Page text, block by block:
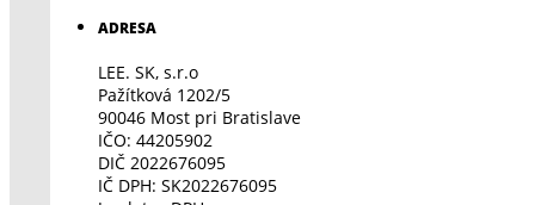
ADRESA
LEE. SK, s.r.o
Pažítková 1202/5
90046 Most pri Bratislave
IČO: 44205902
DIČ 2022676095
IČ DPH: SK2022676095